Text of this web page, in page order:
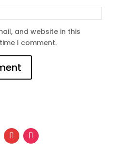
and website in this
I comment.